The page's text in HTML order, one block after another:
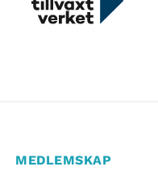
MEDLEMSKAP